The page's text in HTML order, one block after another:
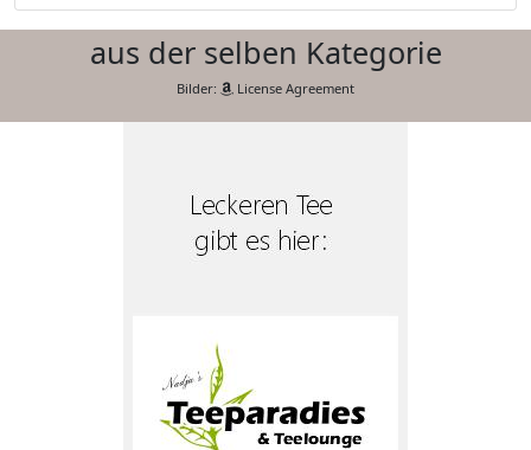
aus der selben Kategorie
Bilder: License Agreement